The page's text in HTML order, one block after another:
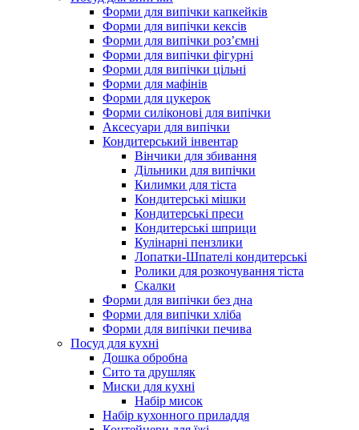
Форми для випічки капкейків
Форми для випічки кексів
Форми для випічки роз’ємні
Форми для випічки фігурні
Форми для випічки цільні
Форми для мафінів
Форми для цукерок
Форми силіконові для випічки
Аксесуари для випічки
Кондитерський інвентар
Вінчики для збивання
Дільники для випічки
Килимки для тіста
Кондитерські мішки
Кондитерські преси
Кондитерські шприци
Кулінарні пензлики
Лопатки-Шпателі кондитерські
Ролики для розкочування тіста
Скалки
Форми для випічки без дна
Форми для випічки хліба
Форми для випічки печива
Посуд для кухні
Дошка обробна
Сито та друшляк
Миски для кухні
Набір мисок
Набір кухонного приладдя